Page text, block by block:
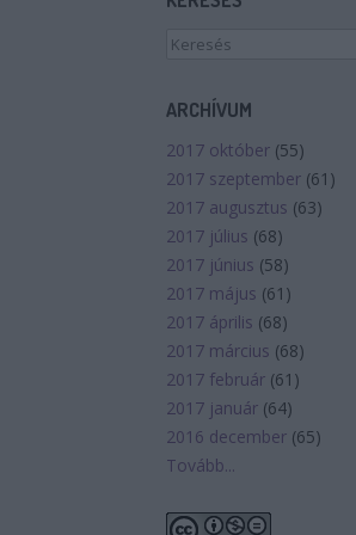
ARCHÍVUM
2017 október (55)
2017 szeptember (61 )
2017 augusztus (63)
2017 július (68)
2017 június (58)
2017 május (61 )
2017 április (68)
2017 március (68)
2017 február (61 )
2017 január (64)
2016 december (65)
Tovább...